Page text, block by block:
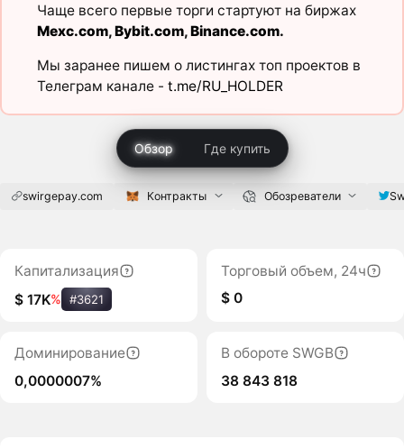
Чаще всего первые торги стартуют на биржах
Mexc.com,Bybit.com,Binance.com.
Мы заранее пишем о листингах топ проектов в
Телеграм канале - t.me/RU_HOLDER
Обзор Где купить
swirgepay.com Контракты Обозреватели
Капитализация
$ 17K% #3621
Торговый объем, 24ч
$ 0
Доминирование
0,0000007%
В обороте SWGB
38 843 818